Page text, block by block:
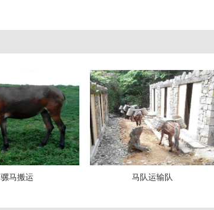
骡马搬运 马队运输队